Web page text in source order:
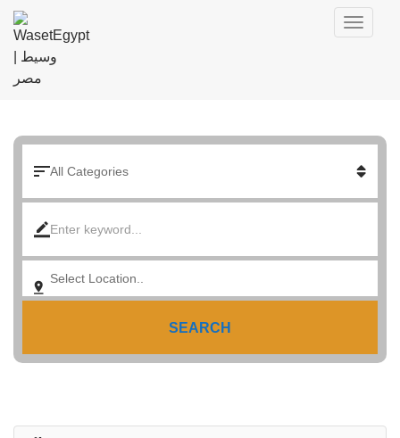
SEARCH